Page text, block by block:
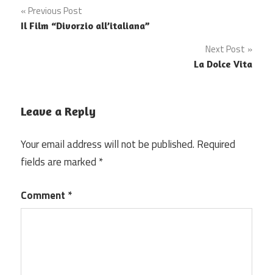
Post
navigation
Previous Post
Il Film “Divorzio all’italiana”
Next Post
La Dolce Vita
Leave a Reply
Your email address will not be published. Required
fields are marked *
Comment *